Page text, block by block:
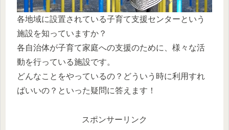
各地域に設置されている子育て支援センターという
施設を知っていますか？
各自治体が子育て家庭への支援のために、様々な活
動を行っている施設です。
どんなことをやっているの？どういう時に利用すれ
ばいいの？といった疑問に答えます！
スポンサーリンク